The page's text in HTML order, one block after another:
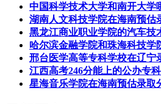
中国科学技术大学和南开大学
湖南人文科技学院在海南预估
黑龙江商业职业学院的汽车技
哈尔滨金融学院和珠海科技学
邢台医学高等专科学校在辽宁
江西高考246分能上的公办专
星海音乐学院在海南预估录取